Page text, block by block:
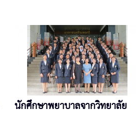
นักศึกษาพยาบาลจากวิทยาลัย